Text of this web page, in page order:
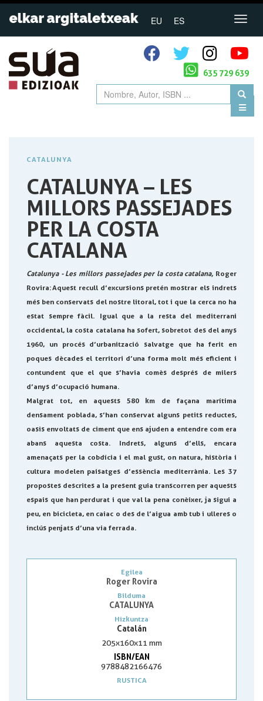
EU ES
635 729 639
CATALUNYA
CATALUNYA – LES
MILLORS PASSEJADES
PER LA COSTA
CATALANA
Catalunya - Les millors passejades per la costa catalana, Roger
Rovira:Aquest recull d’excursions pretén mostrar els indrets
més ben conservats del nostre litoral, tot i que la cerca no ha
estat sempre fàcil. Igual que a la resta del mediterrani
occidental, la costa catalana ha sofert, sobretot des del anys
1960, un procés d’urbanització salvatge que ha ferit en
poques dècades el territori d’una forma molt més eficient i
contundent que el que s’havia comès després de milers
d’anys d’ocupació humana.
Malgrat tot, en aquests 580 km de façana marítima
densament poblada, s’han conservat alguns petits reductes,
oasis envoltats de ciment que ens ajuden a entendre com era
abans aquesta costa. Indrets, alguns d’ells, encara
amenaçats per la cobdícia i el mal gust, on natura, història i
cultura modelen paisatges d’essència mediterrània. Les 37
propostes descrites a la present guia transcorren per aquests
espais que han perdurat i que val la pena conèixer, ja sigui a
peu, en bicicleta, en caiac o des de l’aigua amb tub i ulleres o
inclús penjats d’una via ferrada.
Egilea
Roger Rovira
Bilduma
CATALUNYA
Hizkuntza
Catalán
205x160x11 mm
ISBN/EAN
9788482166476
RUSTICA